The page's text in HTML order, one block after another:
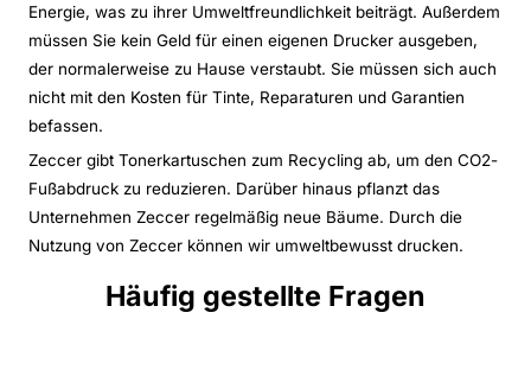
Energie, was zu ihrer Umweltfreundlichkeit beiträgt. Außerdem
müssen Sie kein Geld für einen eigenen Drucker ausgeben,
der normalerweise zu Hause verstaubt. Sie müssen sich auch
nicht mit den Kosten für Tinte, Reparaturen und Garantien
befassen.
Zeccer gibt Tonerkartuschen zum Recycling ab, um den CO2-
Fußabdruck zu reduzieren. Darüber hinaus pflanzt das
Unternehmen Zeccer regelmäßig neue Bäume. Durch die
Nutzung von Zeccer können wir umweltbewusst drucken.
Häufig gestellte Fragen